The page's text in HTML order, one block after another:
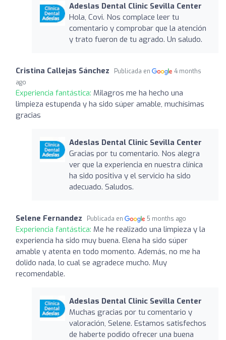
Adeslas Dental Clinic Sevilla Center
Hola, Covi. Nos complace leer tu
comentario y comprobar que la atención
y trato fueron de tu agrado. Un saludo.
Cristina Callejas Sánchez Publicada en
4 months
ago
Experiencia fantástica: Milagros me ha hecho una
limpieza estupenda y ha sido súper amable, muchísimas
gracias
Adeslas Dental Clinic Sevilla Center
Gracias por tu comentario. Nos alegra
ver que la experiencia en nuestra clínica
ha sido positiva y el servicio ha sido
adecuado. Saludos.
Selene Fernandez Publicada en 5 months ago
Experiencia fantástica: Me he realizado una limpieza y la
experiencia ha sido muy buena. Elena ha sido súper
amable y atenta en todo momento. Además, no me ha
dolido nada, lo cual se agradece mucho. Muy
recomendable.
Adeslas Dental Clinic Sevilla Center
Muchas gracias por tu comentario y
valoración, Selene. Estamos satisfechos
de haberte podido ofrecer una buena